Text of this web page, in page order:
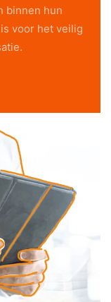
binnen hun
voor het veilig